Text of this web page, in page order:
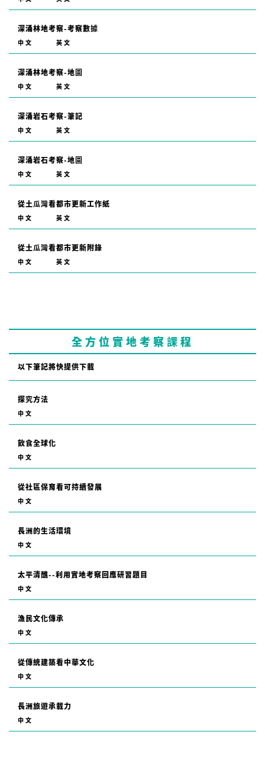
深涌林地考察-考察數據
中文 英文
深涌林地考察-地圖
中文 英文
深涌岩石考察-筆記
中文 英文
深涌岩石考察-地圖
中文 英文
從土瓜灣看都市更新工作紙
中文 英文
從土瓜灣看都市更新附錄
中文 英文
全方位實地考察課程
以下筆記將快提供下載
探究方法
中文
飲食全球化
中文
從社區保育看可持續發展
中文
長洲的生活環境
中文
太平清醮--利用實地考察回應研習題目
中文
漁民文化傳承
中文
從傳統建築看中華文化
中文
長洲旅遊承載力
中文